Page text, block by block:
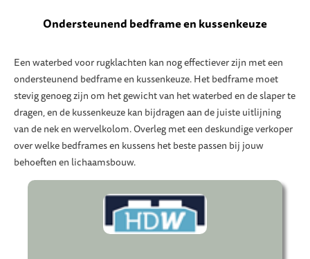
Ondersteunend bedframe en kussenkeuze
Een waterbed voor rugklachten kan nog effectiever zijn met een
ondersteunend bedframe en kussenkeuze. Het bedframe moet
stevig genoeg zijn om het gewicht van het waterbed en de slaper te
dragen, en de kussenkeuze kan bijdragen aan de juiste uitlijning
van de nek en wervelkolom. Overleg met een deskundige verkoper
over welke bedframes en kussens het beste passen bij jouw
behoeften en lichaamsbouw.